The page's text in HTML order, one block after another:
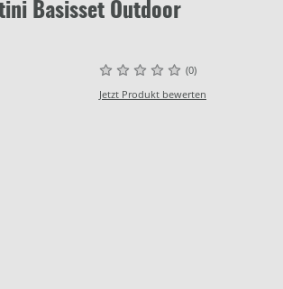
Basisset Outdoor
(0)
Jetzt Produkt bewerten